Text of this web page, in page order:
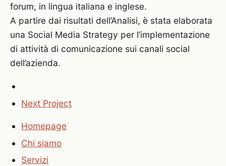
forum, in lingua italiana e inglese.
A partire dai risultati dell’Analisi, è stata elaborata
una Social Media Strategy per l’implementazione
di attività di comunicazione sui canali social
dell’azienda.
Next Project
Homepage
Chi siamo
Servizi